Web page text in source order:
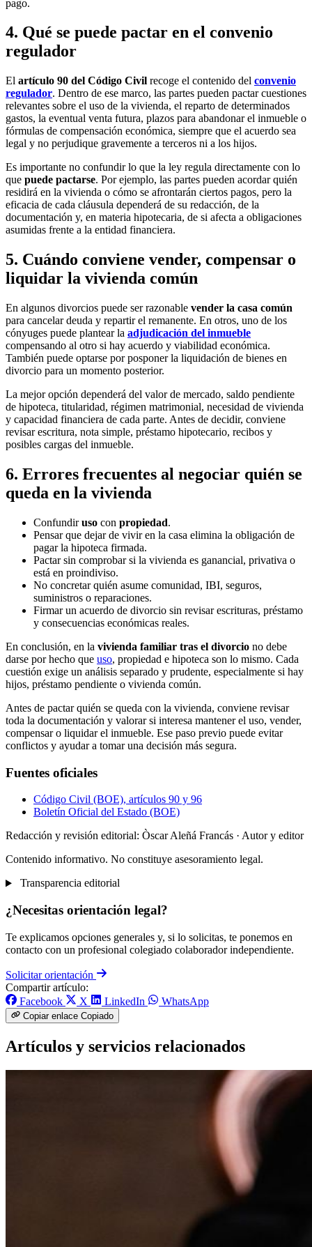
pago.
4. Qué se puede pactar en el convenio
regulador
El artículo 90 del Código Civil recoge el contenido del convenio
regulador. Dentro de ese marco, las partes pueden pactar cuestiones
relevantes sobre el uso de la vivienda, el reparto de determinados
gastos, la eventual venta futura, plazos para abandonar el inmueble o
fórmulas de compensación económica, siempre que el acuerdo sea
legal y no perjudique gravemente a terceros ni a los hijos.
Es importante no confundir lo que la ley regula directamente con lo
que puede pactarse. Por ejemplo, las partes pueden acordar quién
residirá en la vivienda o cómo se afrontarán ciertos pagos, pero la
eficacia de cada cláusula dependerá de su redacción, de la
documentación y, en materia hipotecaria, de si afecta a obligaciones
asumidas frente a la entidad financiera.
5. Cuándo conviene vender, compensar o
liquidar la vivienda común
En algunos divorcios puede ser razonable vender la casa común
para cancelar deuda y repartir el remanente. En otros, uno de los
cónyuges puede plantear la adjudicación del inmueble
compensando al otro si hay acuerdo y viabilidad económica.
También puede optarse por posponer la liquidación de bienes en
divorcio para un momento posterior.
La mejor opción dependerá del valor de mercado, saldo pendiente
de hipoteca, titularidad, régimen matrimonial, necesidad de vivienda
y capacidad financiera de cada parte. Antes de decidir, conviene
revisar escritura, nota simple, préstamo hipotecario, recibos y
posibles cargas del inmueble.
6. Errores frecuentes al negociar quién se
queda en la vivienda
Confundiruso con propiedad.
Pensar que dejar de vivir en la casa elimina la obligación de
pagar la hipoteca firmada.
Pactar sin comprobar si la vivienda es ganancial, privativa o
está en proindiviso.
No concretar quién asume comunidad, IBI, seguros,
suministros o reparaciones.
Firmar un acuerdo de divorcio sin revisar escrituras, préstamo
y consecuencias económicas reales.
En conclusión, en la vivienda familiar tras el divorcio no debe
darse por hecho que uso, propiedad e hipoteca son lo mismo. Cada
cuestión exige un análisis separado y prudente, especialmente si hay
hijos, préstamo pendiente o vivienda común.
Antes de pactar quién se queda con la vivienda, conviene revisar
toda la documentación y valorar si interesa mantener el uso, vender,
compensar o liquidar el inmueble. Ese paso previo puede evitar
conflictos y ayudar a tomar una decisión más segura.
Fuentes oficiales
Código Civil (BOE), artículos 90 y 96
Boletín Oficial del Estado (BOE)
Redacción y revisión editorial: Òscar Aleñá Francás · Autor y editor
Contenido informativo. No constituye asesoramiento legal.
Transparencia editorial
¿Necesitas orientación legal?
Te explicamos opciones generales y, si lo solicitas, te ponemos en
contacto con un profesional colegiado colaborador independiente.
Solicitar orientación
Compartir artículo:
Facebook
X LinkedIn WhatsApp
Copiar enlace Copiado
Artículos y servicios relacionados